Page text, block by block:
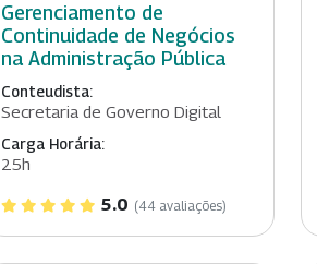
Gerenciamento de
Continuidade de Negócios
na Administração Pública
Conteudista:
Secretaria de Governo Digital
Carga Horária:
25h
5.0 (44 avaliações)